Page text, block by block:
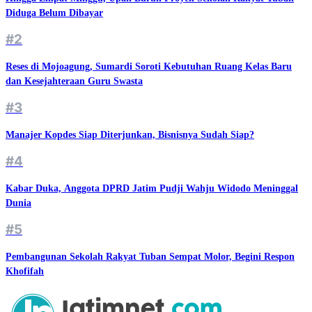
Diduga Belum Dibayar
#2
Reses di Mojoagung, Sumardi Soroti Kebutuhan Ruang Kelas Baru
dan Kesejahteraan Guru Swasta
#3
Manajer Kopdes Siap Diterjunkan, Bisnisnya Sudah Siap?
#4
Kabar Duka, Anggota DPRD Jatim Pudji Wahju Widodo Meninggal
Dunia
#5
Pembangunan Sekolah Rakyat Tuban Sempat Molor, Begini Respon
Khofifah